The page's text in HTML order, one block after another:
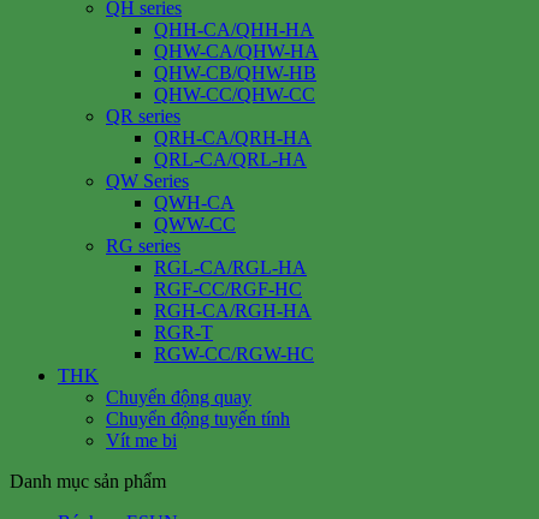
QH series
QHH-CA/QHH-HA
QHW-CA/QHW-HA
QHW-CB/QHW-HB
QHW-CC/QHW-CC
QR series
QRH-CA/QRH-HA
QRL-CA/QRL-HA
QW Series
QWH-CA
QWW-CC
RG series
RGL-CA/RGL-HA
RGF-CC/RGF-HC
RGH-CA/RGH-HA
RGR-T
RGW-CC/RGW-HC
THK
Chuyển động quay
Chuyển động tuyến tính
Vít me bi
Danh mục sản phẩm